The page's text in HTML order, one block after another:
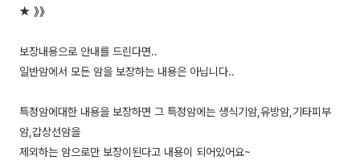
★ 》》
보장내용으로 안내를 드린다면..
일반암에서 모든 암을 보장하는 내용은 아닙니다..
특정암에대한 내용을 보장하면 그 특정암에는 생식기암,유방암,기타피부
암,갑상선암을
제외하는 암으로만 보장이된다고 내용이 되어있어요~